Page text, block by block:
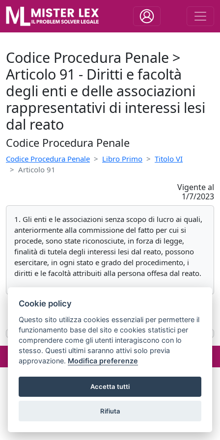
Codice Procedura Penale >
Articolo 91 - Diritti e facoltà
degli enti e delle associazioni
rappresentativi di interessi lesi
dal reato
Codice Procedura Penale
Codice Procedura Penale Libro Primo
Titolo VI
Articolo 91
Vigente al
1/7/2023
1. Gli enti e le associazioni senza scopo di lucro ai quali,
anteriormente alla commissione del fatto per cui si
procede, sono state riconosciute, in forza di legge,
finalità di tutela degli interessi lesi dal reato, possono
esercitare, in ogni stato e grado del procedimento, i
diritti e le facoltà attribuiti alla persona offesa dal reato.
Articolo 90 quater
©2024 misterlex.it -redazione@misterlex.it-Privacy
02029690472
Cookie policy
Questo sito utilizza cookies essenziali per permettere il
funzionamento base del sito e cookies statistici per
comprendere come gli utenti interagiscono con lo
stesso. Questi ultimi saranno attivi solo previa
approvazione. Modifica preferenze
Accetta tutti
Rifiuta